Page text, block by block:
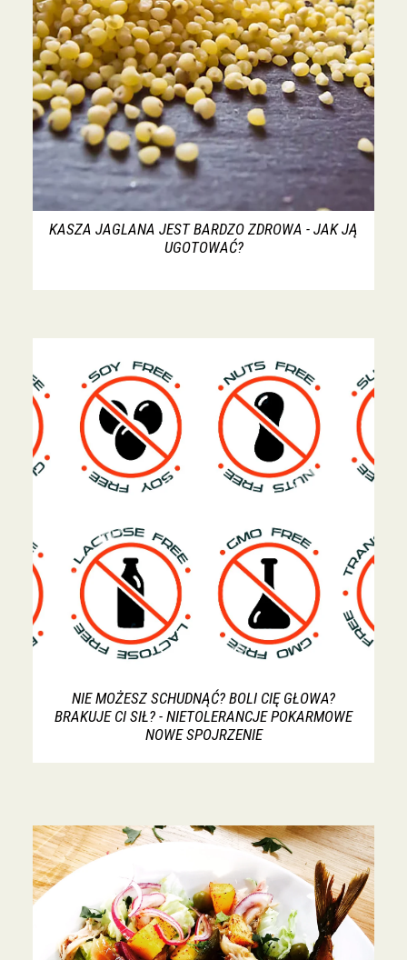
KASZA JAGLANA JEST BARDZO ZDROWA - JAK JĄ
UGOTOWAĆ?
NIE MOŻESZ SCHUDNĄĆ? BOLI CIĘ GŁOWA?
BRAKUJE CI SIŁ? - NIETOLERANCJE POKARMOWE
NOWE SPOJRZENIE